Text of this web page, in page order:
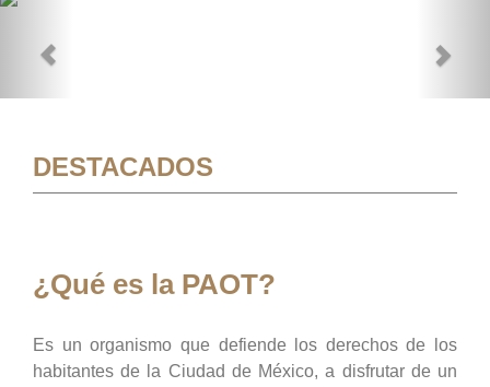
DESTACADOS
¿Qué es la PAOT?
Es un organismo que defiende los derechos de los
habitantes de la Ciudad de México, a disfrutar de un